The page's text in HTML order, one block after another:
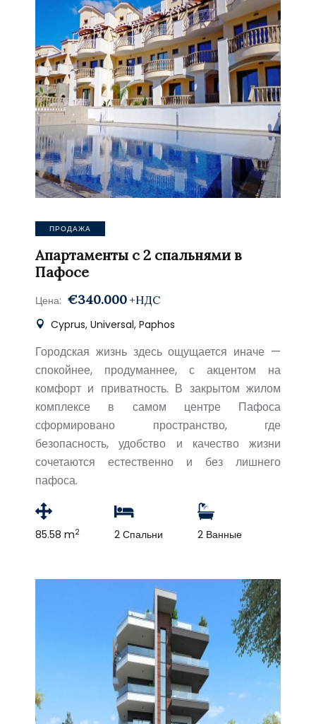
ПРОДАЖА
Апартаменты с 2 спальнями в
Пафосе
Цена: €340.000 +НДС
Cyprus, Universal, Paphos
Городская жизнь здесь ощущается иначе —
спокойнее, продуманнее, с акцентом на
комфорт и приватность. В закрытом жилом
комплексе в самом центре Пафоса
сформировано пространство, где
безопасность, удобство и качество жизни
сочетаются естественно и без лишнего
пафоса.
85.58 m2 2 Спальни 2 Ванные